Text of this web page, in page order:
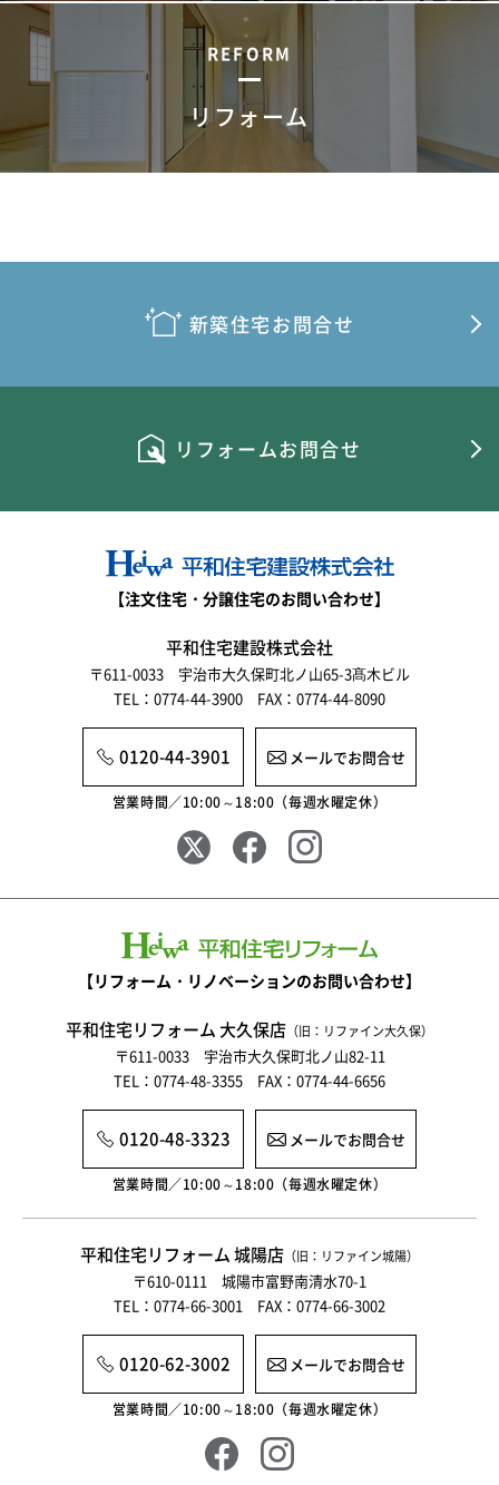
REFORM
リフォーム
新築住宅お問合せ
リフォームお問合せ
【注文住宅・分譲住宅のお問い合わせ】
平和住宅建設株式会社
〒611-0033 宇治市大久保町北ノ山65-3髙木ビル
TEL：0774-44-3900 FAX：0774-44-8090
0120-44-3901 メールでお問合せ
営業時間／10:00～18:00（毎週水曜定休）
【リフォーム・リノベーションのお問い合わせ】
平和住宅リフォーム 大久保店 （旧：リファイン大久保）
〒611-0033 宇治市大久保町北ノ山82-11
TEL：0774-48-3355 FAX：0774-44-6656
0120-48-3323 メールでお問合せ
営業時間／10:00～18:00（毎週水曜定休）
平和住宅リフォーム 城陽店 （旧：リファイン城陽）
〒610-0111 城陽市富野南清水70-1
TEL：0774-66-3001 FAX：0774-66-3002
0120-62-3002 メールでお問合せ
営業時間／10:00～18:00（毎週水曜定休）